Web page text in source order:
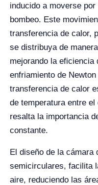
inducido a moverse
bombeo. Este
transferencia de calor,
se distribuya de
mejorando la eficiencia
enfriamiento de
transferencia de calor
de temperatura entre
resalta la importancia
constante.
El diseño de la cámara
semicirculares, facilita
aire, reduciendo las